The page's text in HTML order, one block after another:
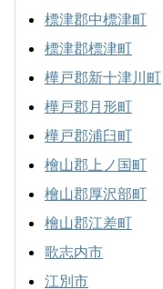
標津郡中標津町
標津郡標津町
樺戸郡新十津川町
樺戸郡月形町
樺戸郡浦臼町
檜山郡上ノ国町
檜山郡厚沢部町
檜山郡江差町
歌志内市
江別市